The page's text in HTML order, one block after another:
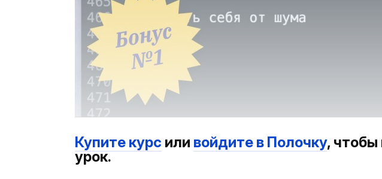
Купите курс или войдите в Полочку, чтобы
урок.